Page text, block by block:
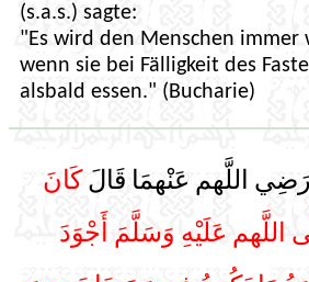
(s.a.s.) sagte:
"Es wird den Menschen immer
wenn sie bei Fälligkeit des
alsbald essen." (Bucharie)
اللَّهم عَنْهمَا قَالَ كَانَ
اللَّهم عَلَيْهِ وَسَلَّمَ أَجْوَدَ